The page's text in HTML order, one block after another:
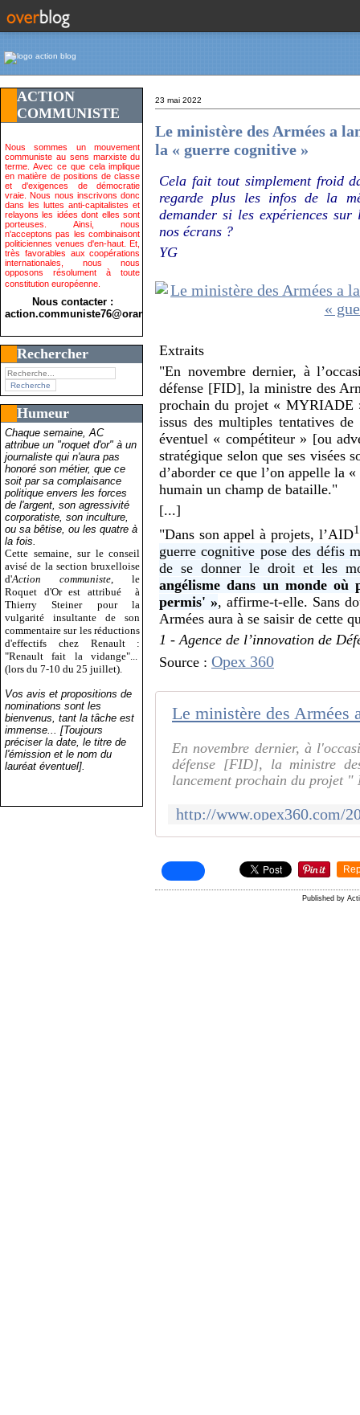
ACTION
COMMUNISTE
Nous sommes un mouvement
communiste au sens marxiste du
terme. Avec ce que cela implique
en matière de positions de classe
et d'exigences de démocratie
vraie. Nous nous inscrivons donc
dans les luttes anti-capitalistes et
relayons les idées dont elles sont
porteuses. Ainsi, nous
n'acceptons pas les combinaisont
politiciennes venues d'en-haut. Et,
très favorables aux coopérations
internationales, nous nous
opposons résolument à toute
constitution européenne.
Nous contacter :
action.communiste76@orange.fr>
Rechercher
Humeur
Chaque semaine, AC
attribue un "roquet d'or" à un
journaliste qui n'aura pas
honoré son métier, que ce
soit par sa complaisance
politique envers les forces
de l'argent, son agressivité
corporatiste, son inculture,
ou sa bêtise, ou les quatre à
la fois.
Cette semaine, sur le conseil
avisé de la section bruxelloise
d'Action communiste , le
Roquet d'Or est attribué
à
Thierry Steiner pour la
vulgarité insultante de son
commentaire sur les réductions
d'effectifs chez Renault :
"Renault fait la vidange"...
(lors du 7-10 du 25 juillet).
Vos avis et propositions de
nominations sont les
bienvenus, tant la tâche est
immense... [Toujours
préciser la date, le titre de
l'émission et le nom du
lauréat éventuel].
23 mai 2022
Le ministère des Armées a
la « guerre cognitive »
Cela fait tout simplement froid
regarde plus les infos de la
demander si les expériences
nos écrans ?
YG
Extraits
"En novembre dernier, à
défense [FID], la ministre des
prochain du projet « MYRIADE
issus des multiples tentatives
éventuel « compétiteur » [ou
stratégique selon que ses visées
d’aborder ce que l’on appelle la
humain un champ de bataille."
[...]
"Dans son appel à projets, l’AID1
guerre cognitive pose des défis
de se donner le droit et les
angélisme dans un monde où
permis' », affirme-t-elle. Sans
Armées aura à se saisir de cette
1 -Agence de l’innovation de
Source :Opex 360
En novembre dernier, à
défense [FID], la ministre
lancement prochain du projet
Published by